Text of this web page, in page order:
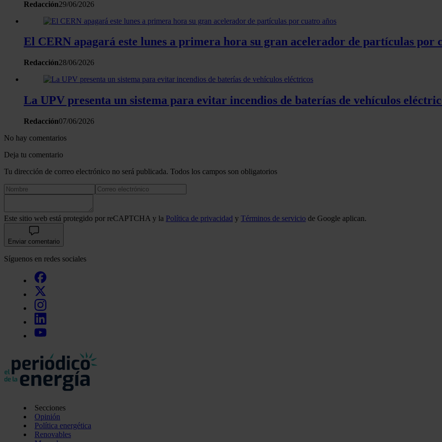
Redacción29/06/2026
El CERN apagará este lunes a primera hora su gran acelerador de partículas por
Redacción28/06/2026
La UPV presenta un sistema para evitar incendios de baterías de vehículos
Redacción07/06/2026
No hay comentarios
Deja tu comentario
Tu dirección de correo electrónico no será publicada. Todos los campos son obligatorios
Este sitio web está protegido por reCAPTCHA y la Política de privacidad y Términos de servicio de Google aplican.
Enviar comentario
Síguenos en redes sociales
Secciones
Opinión
Política energética
Renovables